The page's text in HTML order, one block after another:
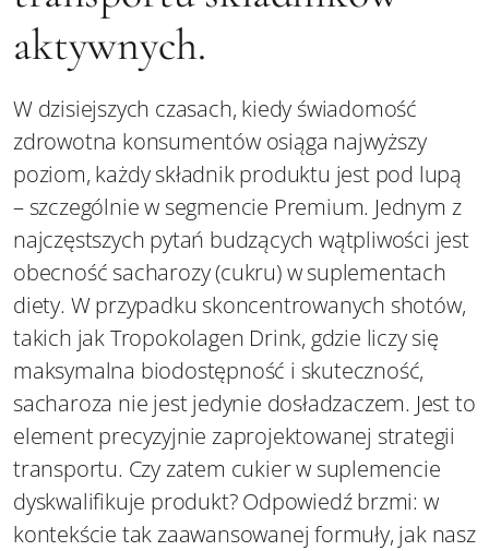
aktywnych.
W dzisiejszych czasach, kiedy świadomość
zdrowotna konsumentów osiąga najwyższy
poziom, każdy składnik produktu jest pod lupą
– szczególnie w segmencie Premium. Jednym z
najczęstszych pytań budzących wątpliwości jest
obecność sacharozy (cukru) w suplementach
diety. W przypadku skoncentrowanych shotów,
takich jak Tropokolagen Drink, gdzie liczy się
maksymalna biodostępność i skuteczność,
sacharoza nie jest jedynie dosładzaczem. Jest to
element precyzyjnie zaprojektowanej strategii
transportu. Czy zatem cukier w suplemencie
dyskwalifikuje produkt? Odpowiedź brzmi: w
kontekście tak zaawansowanej formuły, jak nasz